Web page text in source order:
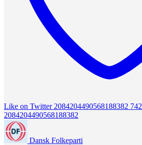
Like on Twitter 2084204490568188382 742
2084204490568188382
Dansk Folkeparti